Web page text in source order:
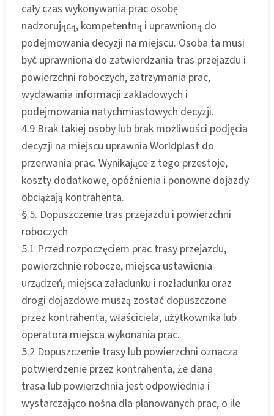
cały czas wykonywania prac osobę
nadzorującą, kompetentną i uprawnioną do
podejmowania decyzji na miejscu. Osoba ta musi
być uprawniona do zatwierdzania tras przejazdu i
powierzchni roboczych, zatrzymania prac,
wydawania informacji zakładowych i
podejmowania natychmiastowych decyzji.
4.9 Brak takiej osoby lub brak możliwości podjęcia
decyzji na miejscu uprawnia Worldplast do
przerwania prac. Wynikające z tego przestoje,
koszty dodatkowe, opóźnienia i ponowne dojazdy
obciążają kontrahenta.
§ 5. Dopuszczenie tras przejazdu i powierzchni
roboczych
5.1 Przed rozpoczęciem prac trasy przejazdu,
powierzchnie robocze, miejsca ustawienia
urządzeń, miejsca załadunku i rozładunku oraz
drogi dojazdowe muszą zostać dopuszczone
przez kontrahenta, właściciela, użytkownika lub
operatora miejsca wykonania prac.
5.2 Dopuszczenie trasy lub powierzchni oznacza
potwierdzenie przez kontrahenta, że dana
trasa lub powierzchnia jest odpowiednia i
wystarczająco nośna dla planowanych prac, o ile